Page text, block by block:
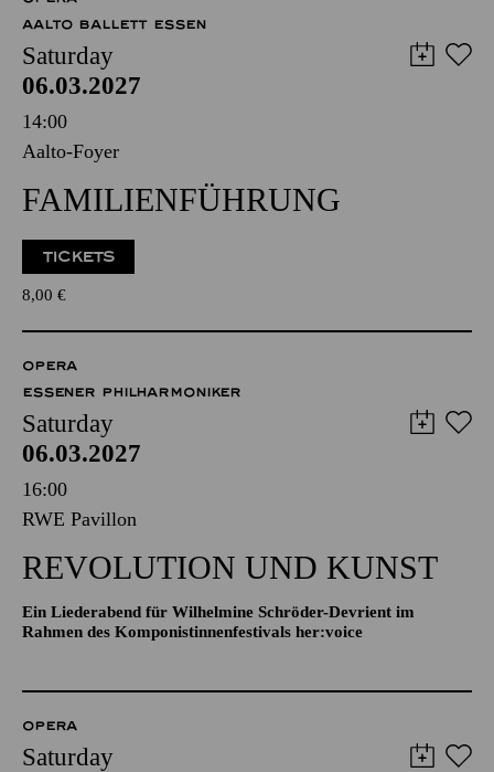
AALTO BALLETT ESSEN
Saturday
06.03.2027
14:00
Aalto-Foyer
FAMILIENFÜHRUNG
TICKETS
8,00 €
OPERA
ESSENER PHILHARMONIKER
Saturday
06.03.2027
16:00
RWE Pavillon
REVOLUTION UND KUNST
Ein Liederabend für Wilhelmine Schröder-Devrient im
Rahmen des Komponistinnenfestivals her:voice
OPERA
Saturday